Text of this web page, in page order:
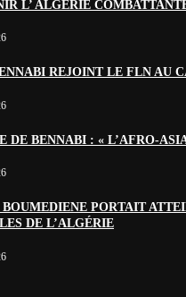
L’ ALGÉRIE
REJOINT LE FLN AU
DE BENNABI : « L’AFRO-
PORTAIT
DE L’ALGÉRIE